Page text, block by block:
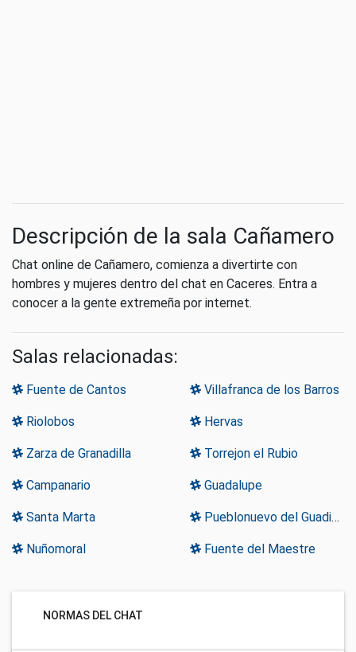
Descripción de la sala Cañamero
Chat online de Cañamero, comienza a divertirte con
hombres y mujeres dentro del chat en Caceres. Entra a
conocer a la gente extremeña por internet.
Salas relacionadas:
Fuente de Cantos Villafranca de los Barros
Riolobos Hervas
Zarza de Granadilla Torrejon el Rubio
Campanario Guadalupe
Santa Marta Pueblonuevo del Guadiana
Nuñomoral Fuente del Maestre
NORMAS DEL CHAT